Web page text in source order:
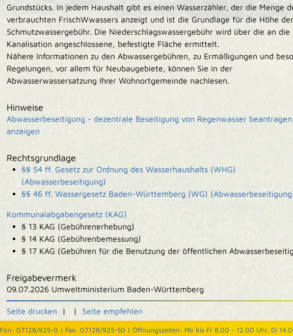
Grundstücks. In jedem Haushalt gibt es einen Wasserzähler, der die Menge
verbrauchten FrischWwassers anzeigt und ist die Grundlage für die Höhe der
Schmutzwassergebühr. Die Niederschlagswassergebühr wird über die an die
Kanalisation angeschlossene, befestigte Fläche ermittelt.
Nähere Informationen zu den Abwassergebühren, zu Ermäßigungen und
Regelungen, vor allem für Neubaugebiete, können Sie in der
Abwasserwassersatzung Ihrer Wohnortgemeinde nachlesen.
Hinweise
Abwasserbeseitigung - dezentrale Beseitigung von Regenwasser
anzeigen
Rechtsgrundlage
§§ 54 ff. Gesetz zur Ordnung des Wasserhaushalts (WHG)
(Abwasserbeseitigung)
§§ 46 ff. Wassergesetz Baden-Württemberg (WG)
Kommunalabgabengesetz (KAG)
§ 13 KAG (Gebührenerhebung)
§ 14 KAG (Gebührenbemessung)
§ 17 KAG (Gebühren für die Benutzung der öffentlichen
Freigabevermerk
09.07.2026 Umweltministerium Baden-Württemberg
Seite drucken | | Seite empfehlen
Fon: 07128/925-0 | Fax: 07128/925-50 | Öffnungszeiten: Mo bis Fr 8.00 - 12.00 Uhr, Di